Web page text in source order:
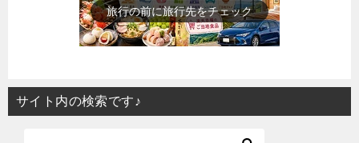
歴史上の人物を動画で勉強
サイト内の検索です♪